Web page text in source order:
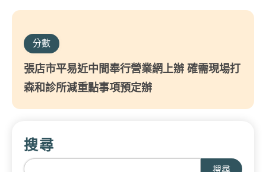
分數
張店市平易近中間奉行營業網上辦 確需現場打
森和診所減重點事項預定辦
搜尋
搜尋